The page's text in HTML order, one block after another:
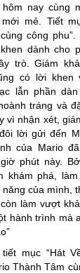
hôm nay cùng
mẻ. Tiết
công phu”
dành cho
trò. Giám
có lời
lẫn phần
tráng và
vì nhận xét,
lời gửi đến
của Mario
phút này.
khám phá,
năng của mình,
làm vượt
hành trình mà
mục “Hát
Thành Tâm